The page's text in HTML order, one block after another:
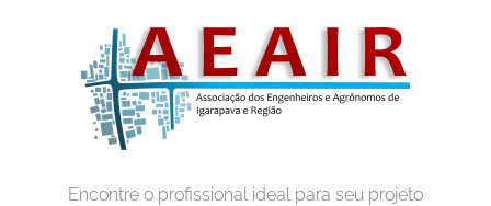
Encontre o profissional ideal para seu projeto